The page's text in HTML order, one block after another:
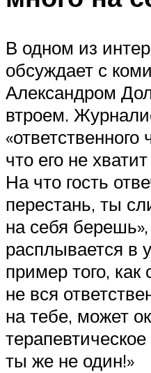
В одном из
обсуждает с
Александром
втроем.
«ответственного
что его не
На что гость
перестань, ты
на себя
расплывается в
пример того,
не вся
на тебе, может
ты же не один!»